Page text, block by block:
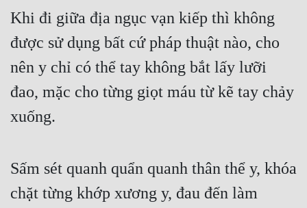
Khi đi giữa địa ngục vạn kiếp thì không
được sử dụng bất cứ pháp thuật nào, cho
nên y chỉ có thể tay không bắt lấy lưỡi
đao, mặc cho từng giọt máu từ kẽ tay chảy
xuống.
Sấm sét quanh quẩn quanh thân thể y, khóa
chặt từng khớp xương y, đau đến làm